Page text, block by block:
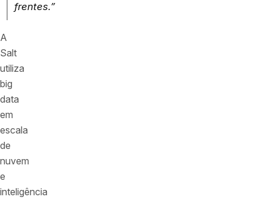
frentes.”
A
Salt
utiliza
big
data
em
escala
de
nuvem
e
inteligência